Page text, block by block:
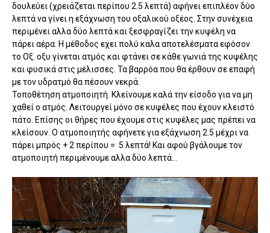
δουλεύει (χρειάζεται περίπου 2.5 λεπτά) αφήνει επιπλέον δύο
λεπτά να γίνει η εξάχνωση του οξαλικού οξέος. Στην συνέχεια
περιμένει αλλα δύο λεπτά και ξεσφραγίζει την κυψέλη να
πάρει αέρα. Η μέθοδος εχει πολύ καλα αποτελέσματα εφόσον
το Οξ. οξυ γίνεται ατμός και φτάνει σε κάθε γωνιά της κυψέλης
και φυσικά στις μέλισσες. Τα βαρρόα που θα έρθουν σε επαφή
με τον υδρατμό θα πέσουν νεκρά.
Τοποθέτηση ατμοποιητή. Κλείνουμε καλά την είσοδο για να μη
χαθεί ο ατμός. Λειτουργεί μόνο σε κυψέλες που έχουν κλειστό
πάτο. Επίσης οι θήρες που έχουμε στις κυψέλες μας πρέπει να
κλείσουν. Ο ατμοποιητής αφήνετε για εξάχνωση 2.5 μέχρι να
πάρει μπρός + 2 περίπου = 5 λεπτά! Και αφού βγάλουμε τον
ατμοποιητή περιμένουμε αλλα δύο λεπτά...